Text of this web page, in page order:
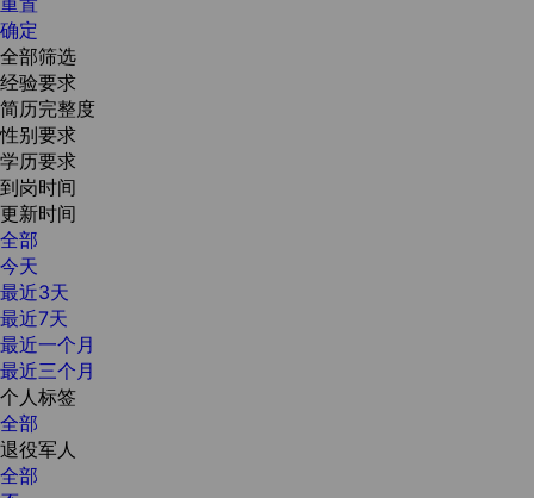
确定
全部筛选
经验要求
简历完整度
性别要求
学历要求
到岗时间
更新时间
全部
今天
最近3天
最近7天
最近一个月
最近三个月
个人标签
全部
退役军人
全部